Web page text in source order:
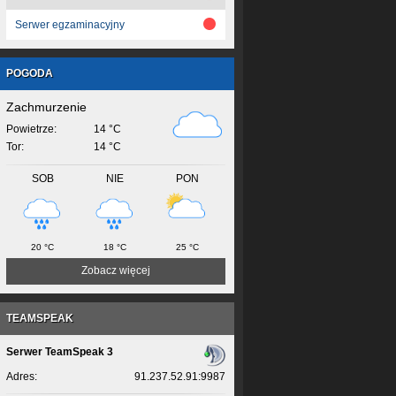
Serwer egzaminacyjny
POGODA
Zachmurzenie
Powietrze:
14 °C
Tor:
14 °C
SOB
20 °C
NIE
18 °C
PON
25 °C
Zobacz więcej
TEAMSPEAK
Serwer TeamSpeak 3
Adres:
91.237.52.91:9987